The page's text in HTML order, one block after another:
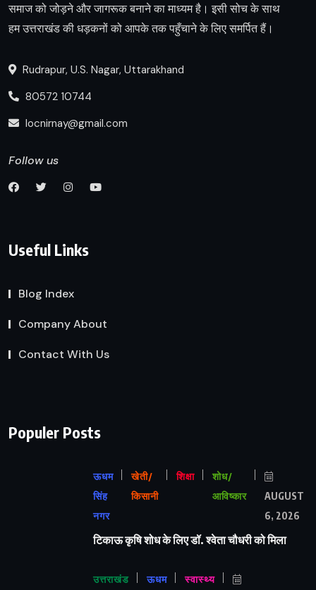
समाज को जोड़ने और जागरूक बनाने का माध्यम है। इसी सोच के साथ
हम उत्तराखंड की धड़कनों को आपके तक पहुँचाने के लिए समर्पित हैं।
Rudrapur, U.S. Nagar, Uttarakhand
80572 10744
locnirnay@gmail.com
Follow us
Useful Links
Blog Index
Company About
Contact With Us
Populer Posts
ऊधम
सिंह
नगर
खेती/
किसानी
शिक्षा
शोध/
आविष्कार
AUGUST
6, 2026
टिकाऊ कृषि शोध के लिए डॉ. श्वेता चौधरी को मिला
उत्तराखंड
ऊधम
स्वास्थ्य